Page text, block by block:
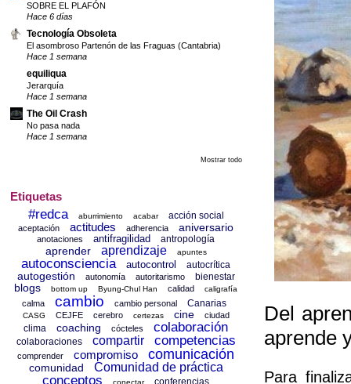
Del
aprende
Para
SOBRE EL PLAFÓN
Hace 6 días
Tecnología Obsoleta
El asombroso Partenón de las Fraguas (Cantabria)
Hace 1 semana
equiliqua
Jerarquía
Hace 1 semana
The Oil Crash
No pasa nada
Hace 1 semana
Mostrar todo
Etiquetas
#redca aburrimiento acabar acción social
aceptación actitudes adherencia aniversario
anotaciones antifragilidad antropología
aprender aprendizaje apuntes
autoconsciencia autocontrol autocrítica
autogestión autonomía autoritarismo bienestar
blogs bottom up Byung-Chul Han calidad caligrafía
calma cambio cambio personal Canarias
CASG CEJFE cerebro certezas cine ciudad
clima coaching cócteles colaboración
colaboraciones compartir competencias
comprender compromiso comunicación
comunidad Comunidad de práctica
conceptos conectar conferencias